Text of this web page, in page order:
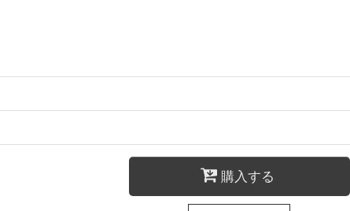
購入する